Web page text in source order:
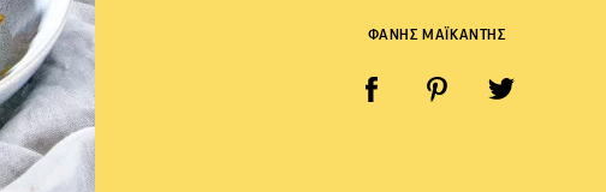
ΦΑΝΗΣ ΜΑΪΚΑΝΤΗΣ